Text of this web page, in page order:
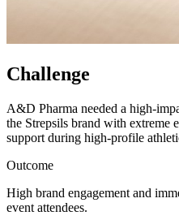
Challenge
A&D Pharma needed a high-
the Strepsils brand with extreme
support during high-profile
Outcome
High brand engagement and
event attendees.